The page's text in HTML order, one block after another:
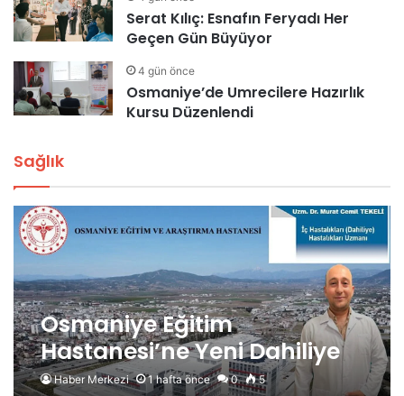
Serat Kılıç: Esnafın Feryadı Her
Geçen Gün Büyüyor
4 gün önce
Osmaniye’de Umrecilere Hazırlık
Kursu Düzenlendi
Sağlık
Osmaniye Eğitim
Hastanesi’ne Yeni Dahiliye
Uzmanı
Haber Merkezi 1 hafta önce 0 5